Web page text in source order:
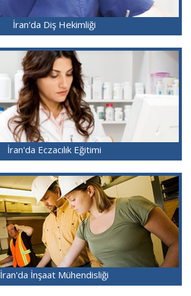
İran'da Diş Hekimliği
İran'da Eczacılık Eğitimi
İran'da İnşaat Mühendisliği